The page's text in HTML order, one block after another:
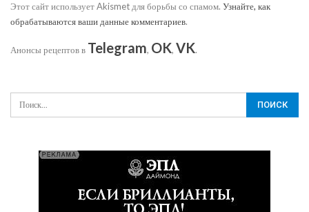
Этот сайт использует Akismet для борьбы со спамом. Узнайте, как
обрабатываются ваши данные комментариев.
Анонсы рецептов в Telegram, OK, VK.